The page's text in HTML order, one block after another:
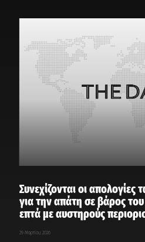
Συνεχίζονται οι
για την απάτη σε βάρος
επτά με αυστηρούς
29 Μαρτίου, 2026